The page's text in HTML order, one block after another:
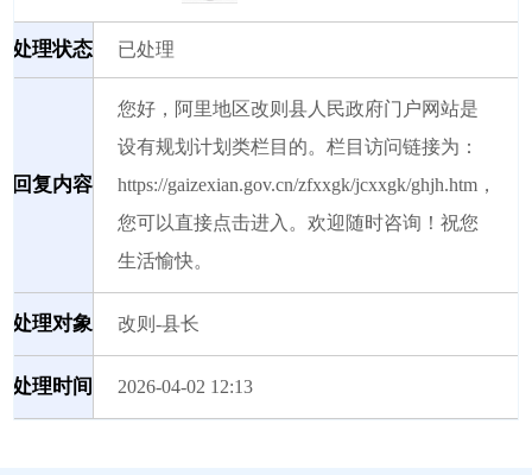
处理状态 已处理
回复内容
您好，阿里地区改则县人民政府门户网站是
设有规划计划类栏目的。栏目访问链接为：
https://gaizexian.gov.cn/zfxxgk/jcxxgk/ghjh.htm，
您可以直接点击进入。欢迎随时咨询！祝您
生活愉快。
处理对象 改则-县长
处理时间 2026-04-02 12:13